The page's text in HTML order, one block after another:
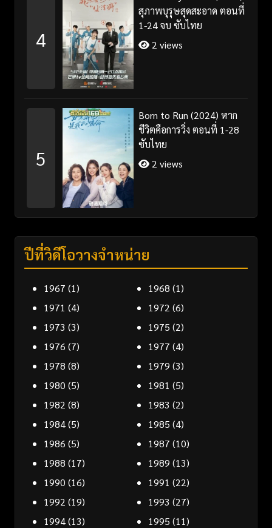
4
สุภาพบุรุษสุดสะอาด ตอนที่
1-24 จบ ซับไทย
2 views
5
Born to Run (2024) หาก
ชีวิตคือการวิ่ง ตอนที่ 1-28
ซับไทย
2 views
ปีที่วิดีโอวางจำหน่าย
1967 (1) 1968 (1)
1971 (4) 1972 (6)
1973 (3) 1975 (2)
1976 (7) 1977 (4)
1978 (8) 1979 (3)
1980 (5) 1981 (5)
1982 (8) 1983 (2)
1984(5) 1985 (4)
1986 (5) 1987 (10)
1988 (17) 1989 (13)
1990 (16) 1991 (22)
1992 (19) 1993 (27)
1994(13) 1995 (11)